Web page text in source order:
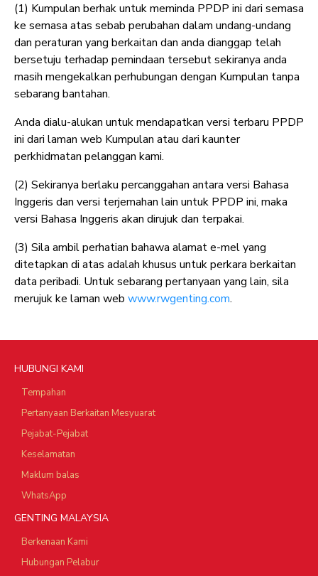
(1) Kumpulan berhak untuk meminda PPDP ini dari semasa
ke semasa atas sebab perubahan dalam undang-undang
dan peraturan yang berkaitan dan anda dianggap telah
bersetuju terhadap pemindaan tersebut sekiranya anda
masih mengekalkan perhubungan dengan Kumpulan tanpa
sebarang bantahan.
Anda dialu-alukan untuk mendapatkan versi terbaru PPDP
ini dari laman web Kumpulan atau dari kaunter
perkhidmatan pelanggan kami.
(2) Sekiranya berlaku percanggahan antara versi Bahasa
Inggeris dan versi terjemahan lain untuk PPDP ini, maka
versi Bahasa Inggeris akan dirujuk dan terpakai.
(3) Sila ambil perhatian bahawa alamat e-mel yang
ditetapkan di atas adalah khusus untuk perkara berkaitan
data peribadi. Untuk sebarang pertanyaan yang lain, sila
merujuk ke laman web www.rwgenting.com.
HUBUNGI KAMI
Tempahan
Pertanyaan Berkaitan Mesyuarat
Pejabat-Pejabat
Keselamatan
Maklum balas
WhatsApp
GENTING MALAYSIA
Berkenaan Kami
Hubungan Pelabur